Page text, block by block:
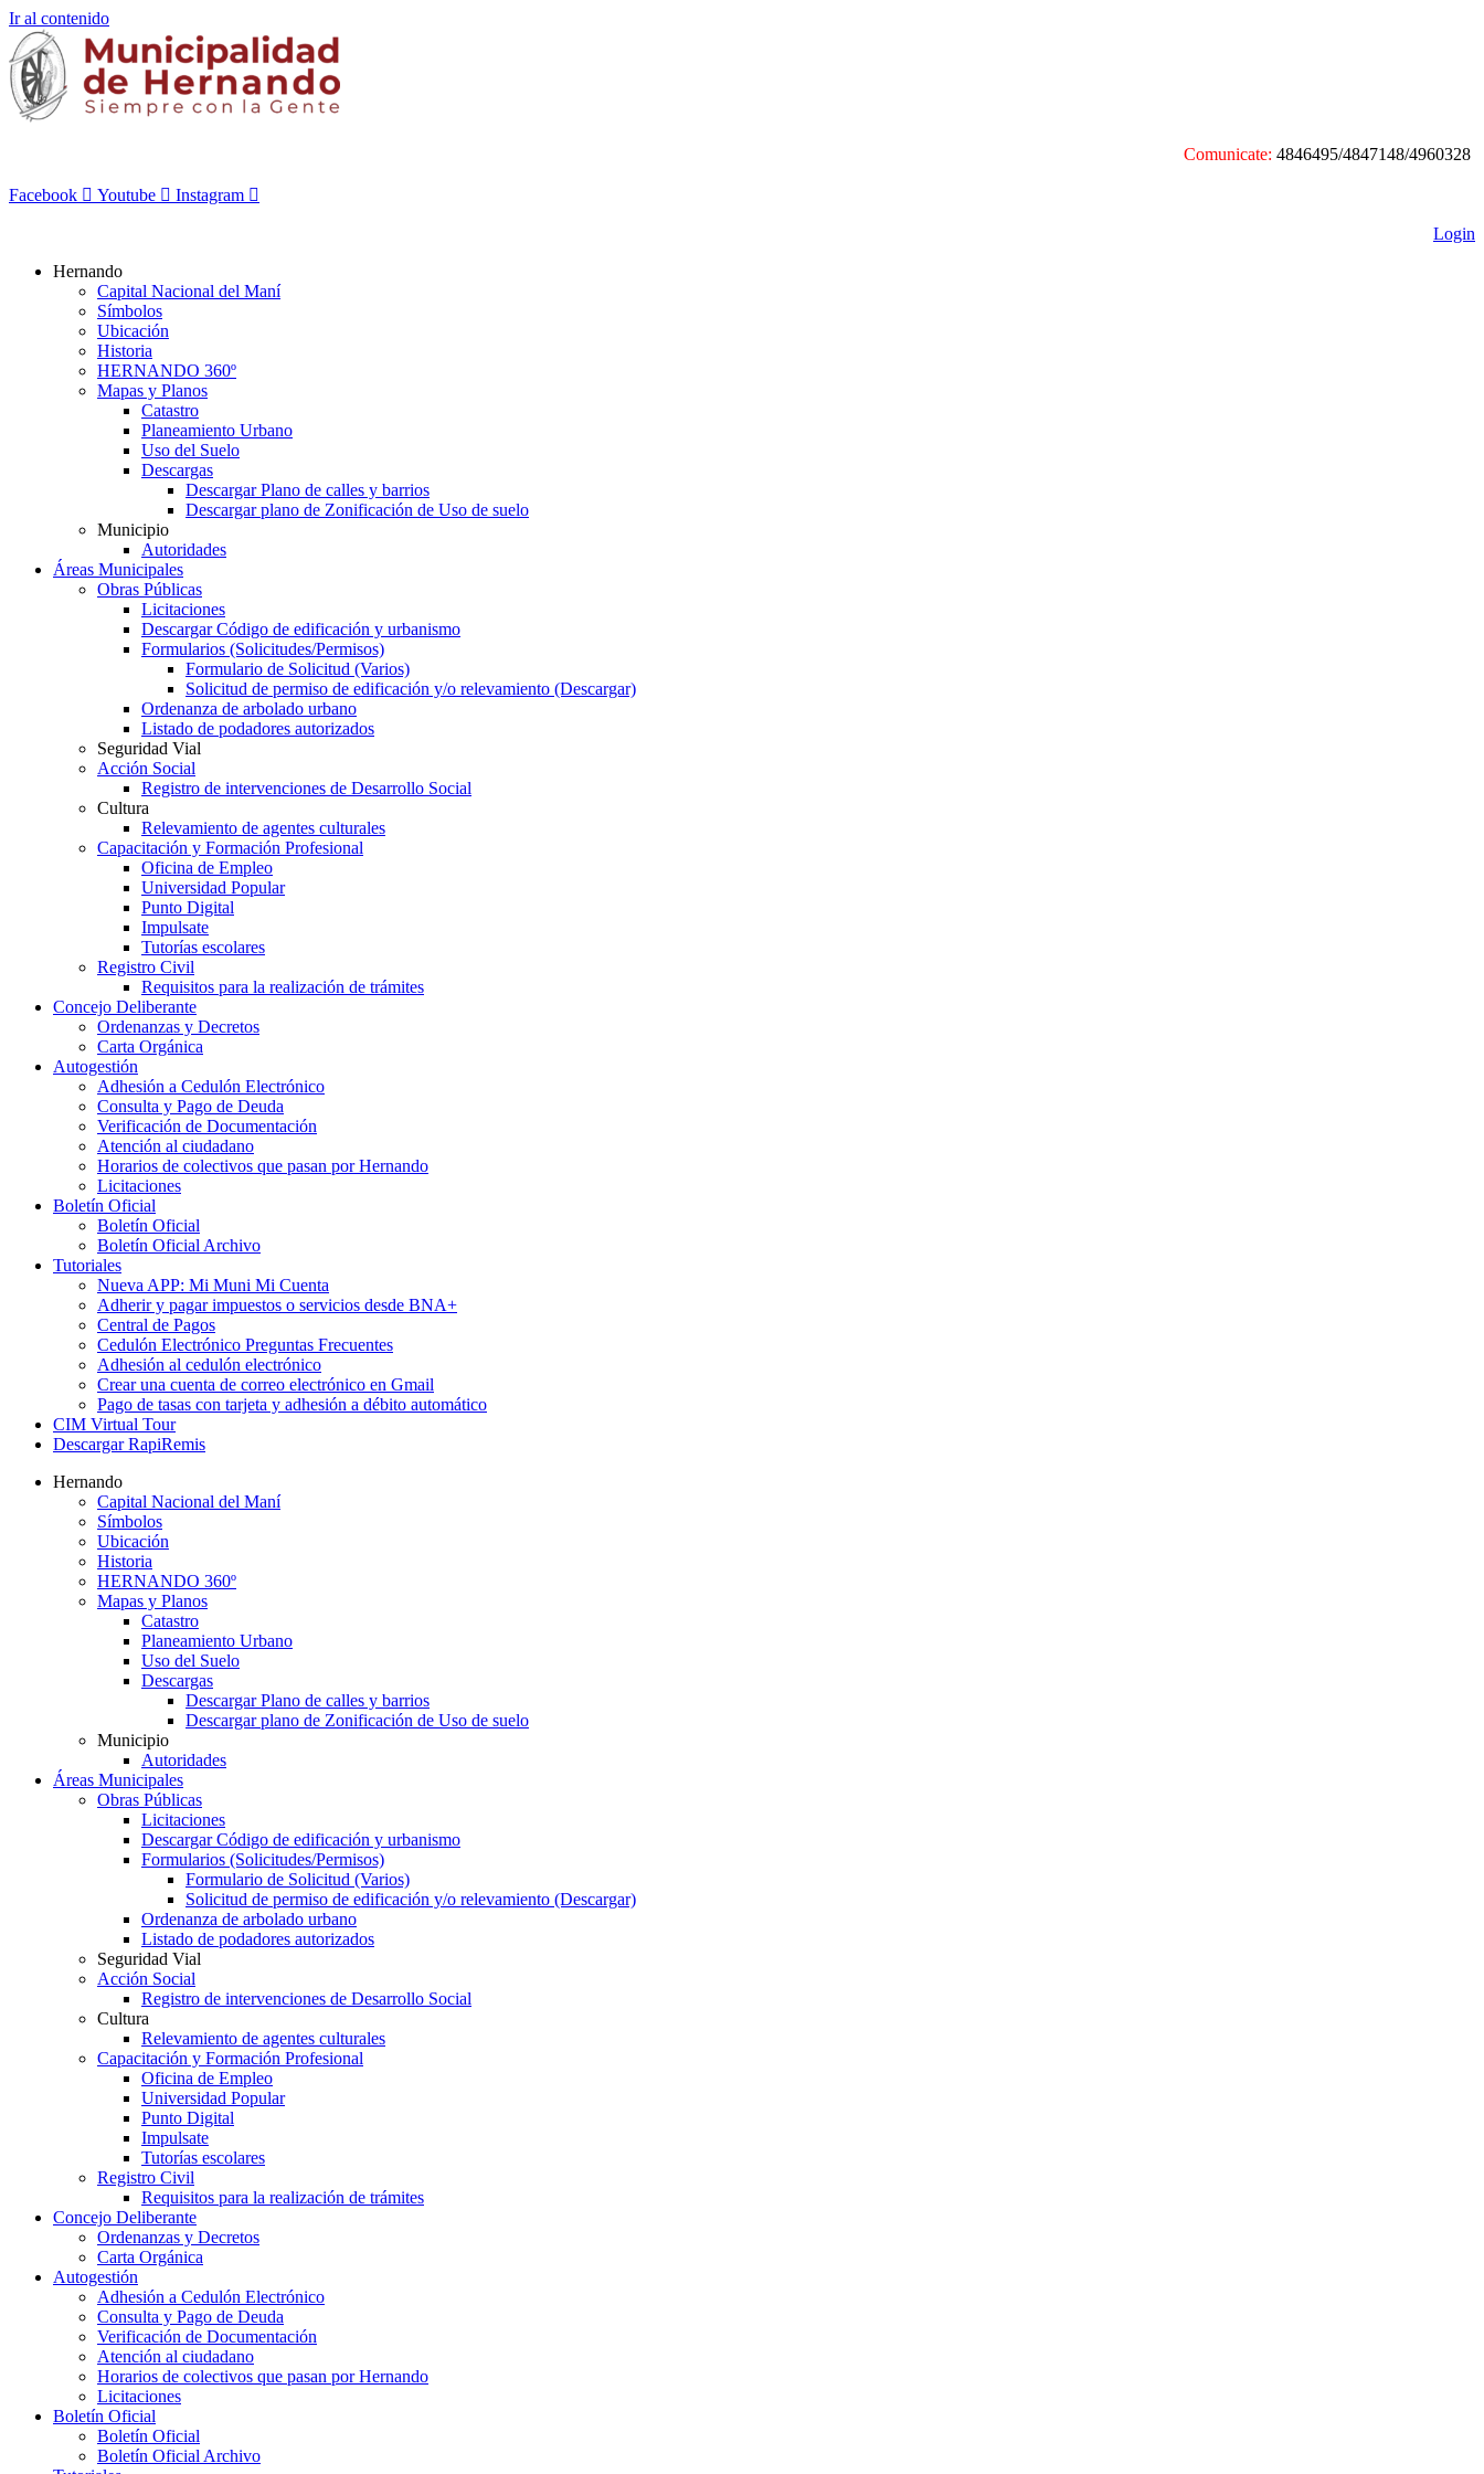
Ir al contenido
Comunicate: 4846495/4847148/4960328
Facebook Youtube Instagram
Login
Hernando
Capital Nacional del Maní
Símbolos
Ubicación
Historia
HERNANDO 360º
Mapas y Planos
Catastro
Planeamiento Urbano
Uso del Suelo
Descargas
Descargar Plano de calles y barrios
Descargar plano de Zonificación de Uso de suelo
Municipio
Autoridades
Áreas Municipales
Obras Públicas
Licitaciones
Descargar Código de edificación y urbanismo
Formularios (Solicitudes/Permisos)
Formulario de Solicitud (Varios)
Solicitud de permiso de edificación y/o relevamiento (Descargar)
Ordenanza de arbolado urbano
Listado de podadores autorizados
Seguridad Vial
Acción Social
Registro de intervenciones de Desarrollo Social
Cultura
Relevamiento de agentes culturales
Capacitación y Formación Profesional
Oficina de Empleo
Universidad Popular
Punto Digital
Impulsate
Tutorías escolares
Registro Civil
Requisitos para la realización de trámites
Concejo Deliberante
Ordenanzas y Decretos
Carta Orgánica
Autogestión
Adhesión a Cedulón Electrónico
Consulta y Pago de Deuda
Verificación de Documentación
Atención al ciudadano
Horarios de colectivos que pasan por Hernando
Licitaciones
Boletín Oficial
Boletín Oficial
Boletín Oficial Archivo
Tutoriales
Nueva APP: Mi Muni Mi Cuenta
Adherir y pagar impuestos o servicios desde BNA+
Central de Pagos
Cedulón Electrónico Preguntas Frecuentes
Adhesión al cedulón electrónico
Crear una cuenta de correo electrónico en Gmail
Pago de tasas con tarjeta y adhesión a débito automático
CIM Virtual Tour
Descargar RapiRemis
Hernando
Capital Nacional del Maní
Símbolos
Ubicación
Historia
HERNANDO 360º
Mapas y Planos
Catastro
Planeamiento Urbano
Uso del Suelo
Descargas
Descargar Plano de calles y barrios
Descargar plano de Zonificación de Uso de suelo
Municipio
Autoridades
Áreas Municipales
Obras Públicas
Licitaciones
Descargar Código de edificación y urbanismo
Formularios (Solicitudes/Permisos)
Formulario de Solicitud (Varios)
Solicitud de permiso de edificación y/o relevamiento (Descargar)
Ordenanza de arbolado urbano
Listado de podadores autorizados
Seguridad Vial
Acción Social
Registro de intervenciones de Desarrollo Social
Cultura
Relevamiento de agentes culturales
Capacitación y Formación Profesional
Oficina de Empleo
Universidad Popular
Punto Digital
Impulsate
Tutorías escolares
Registro Civil
Requisitos para la realización de trámites
Concejo Deliberante
Ordenanzas y Decretos
Carta Orgánica
Autogestión
Adhesión a Cedulón Electrónico
Consulta y Pago de Deuda
Verificación de Documentación
Atención al ciudadano
Horarios de colectivos que pasan por Hernando
Licitaciones
Boletín Oficial
Boletín Oficial
Boletín Oficial Archivo